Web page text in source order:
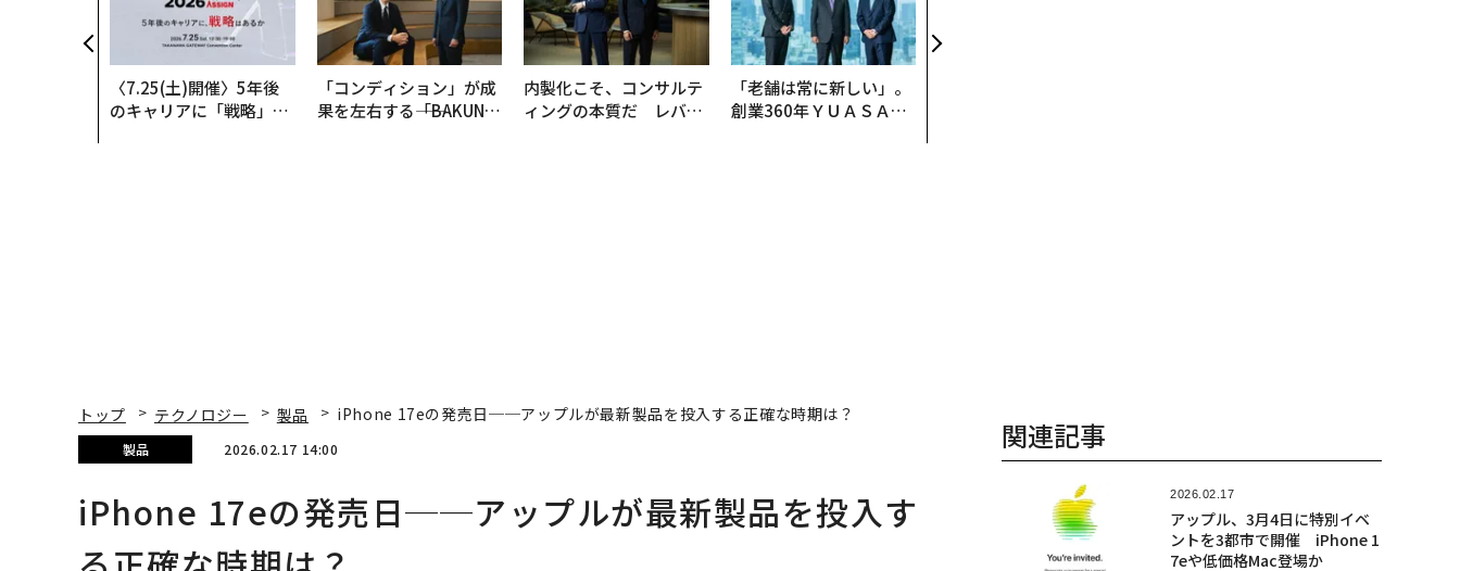
〈7.25(土)開催〉5年後
のキャリアに「戦略」は
「コンディション」が成
果を左右する――「BAKUN
内製化こそ、コンサルテ
ィングの本質だ レバレ
「老舗は常に新しい」。
創業360年ＹＵＡＳＡと
トップ テクノロジー 製品 iPhone 17eの発売日──アップルが最新製品を投入する正確な時期は？
製品 2026.02.17 14:00
iPhone 17eの発売日──アップルが最新製品を投入す
関連記事
2026.02.17
アップル、3月4日に特別イベ
ントを3都市で開催 iPhone 1
7eや低価格Mac登場か